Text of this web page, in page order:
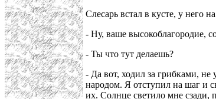
Слесарь встал в кусте, у него
- Ну, ваше высокоблагородие,
- Ты что тут делаешь?
- Да вот, ходил за грибками, не
народом. Я отступил на шаг и
их. Солнце светило мне сзади,